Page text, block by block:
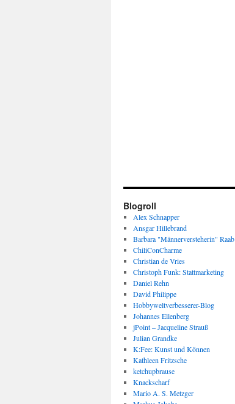
Blogroll
Alex Schnapper
Ansgar Hillebrand
Barbara "Männerversteherin" Raab
ChiliConCharme
Christian de Vries
Christoph Funk: Stattmarketing
Daniel Rehn
David Philippe
Hobbyweltverbesserer-Blog
Johannes Ellenberg
jPoint – Jacqueline Strauß
Julian Grandke
K:Fee: Kunst und Können
Kathleen Fritzsche
ketchupbrause
Knackscharf
Mario A. S. Metzger